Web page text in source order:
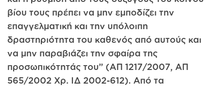
βίου τους πρέπει να μην εμποδίζει την
επαγγελματική και την υπόλοιπη
δραστηριότητα του καθενός από αυτούς και
να μην παραβιάζει την σφαίρα της
προσωπικότητάς του” (ΑΠ 1217/2007, ΑΠ
565/2002 Χρ. ΙΔ 2002-612). Από τα